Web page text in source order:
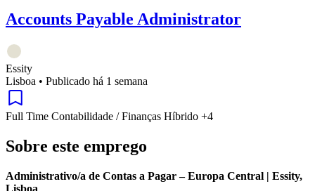
Accounts Payable Administrator
Essity
Lisboa • Publicado há 1 semana
Full Time Contabilidade / Finanças Híbrido +4
Sobre este emprego
Administrativo/a de Contas a Pagar – Europa Central | Essity,
Lisboa